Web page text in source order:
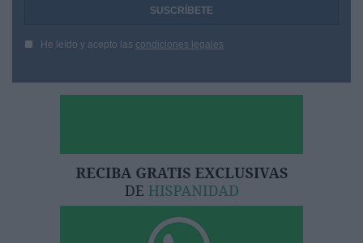
He leído y acepto las condiciones legales